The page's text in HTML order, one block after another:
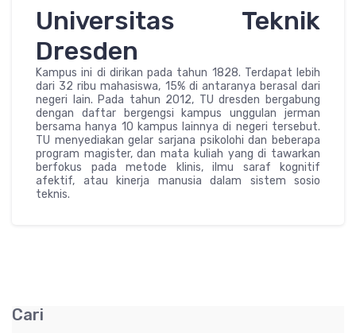
Universitas Teknik
Dresden
Kampus ini di dirikan pada tahun 1828. Terdapat lebih
dari 32 ribu mahasiswa, 15% di antaranya berasal dari
negeri lain. Pada tahun 2012, TU dresden bergabung
dengan daftar bergengsi kampus unggulan jerman
bersama hanya 10 kampus lainnya di negeri tersebut.
TU menyediakan gelar sarjana psikolohi dan beberapa
program magister, dan mata kuliah yang di tawarkan
berfokus pada metode klinis, ilmu saraf kognitif
afektif, atau kinerja manusia dalam sistem sosio
teknis.
Cari